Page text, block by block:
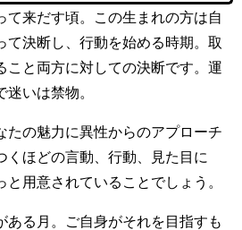
て来だす頃。この生まれの方は自
て決断し、行動を始める時期。取
こと両方に対しての決断です。運
いは禁物。
たの魅力に異性からのアプローチ
くほどの言動、行動、見た目に
用意されていることでしょう。
ある月。ご自身がそれを目指すも